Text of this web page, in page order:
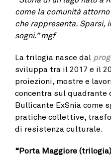
come la comunità
che rappresenta. Sparsi,
sogni.” mgf
La trilogia nasce dal
sviluppa tra il 2017 e il
proiezioni, mostre e
concentra sul quadrante
Bullicante ExSnia come
pratiche collettive,
di resistenza culturale.
“Porta Maggiore